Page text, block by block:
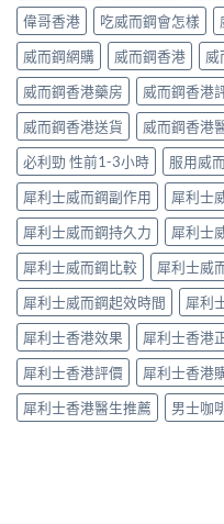
偉哥香港
吃威而鋼會怎樣
威而鋼網購
威而鋼香港 威
威而鋼香港藥房
威而鋼香港
威而鋼香港送貨
威而鋼香港
必利勁 性前1-3小時
服用威
犀利士威而鋼副作用
犀利士
犀利士威而鋼持久力
犀利士
犀利士威而鋼比較
犀利士威
犀利士威而鋼起效時間
犀利
犀利士香港效果
犀利士香港
犀利士香港評價
犀利士香港
犀利士香港醫生推薦
男士咖